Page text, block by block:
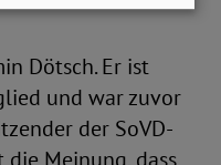
Dötsch. Er ist
und war zuvor
der SoVD-